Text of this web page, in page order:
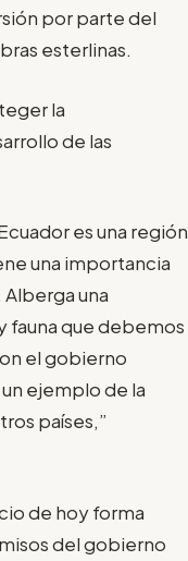
por parte del
esterlinas.
la
de las
es una región
una importancia
una
fauna que debemos
el gobierno
ejemplo de la
países,”
de hoy forma
del gobierno